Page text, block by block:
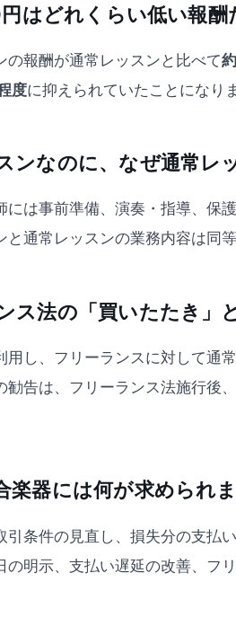
はどれくらい低い報酬
の報酬が通常レッスンと比べて
度に抑えられていたことになり
ンなのに、なぜ通常レ
は事前準備、演奏・指導、保
通常レッスンの業務内容は同
ス法の「買いたたき」
用し、フリーランスに対して通
勧告は、フリーランス法施行後
楽器には何が求められま
引条件の見直し、損失分の支払
の明示、支払い遅延の改善、フ